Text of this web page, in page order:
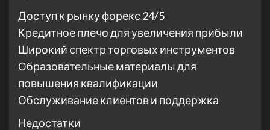
Доступ к рынку форекс 24/5
Кредитное плечо для увеличения прибыли
Широкий спектр торговых инструментов
Образовательные материалы для
повышения квалификации
Обслуживание клиентов и поддержка
Недостатки